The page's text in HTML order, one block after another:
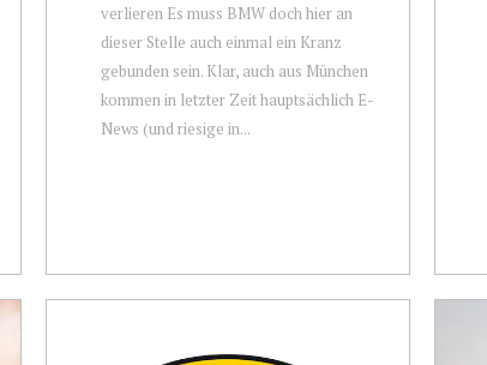
verlieren Es muss BMW doch hier an
dieser Stelle auch einmal ein Kranz
gebunden sein. Klar, auch aus München
kommen in letzter Zeit hauptsächlich E-
News (und riesige in...